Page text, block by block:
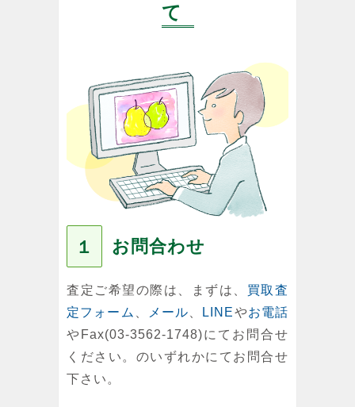
て
１ お問合わせ
査定ご希望の際は、まずは、 買取査
定フォーム
メール LINEやお電話
やFax(03-3562-1748)にてお問合せ
ください。のいずれかにてお問合せ
下さい。